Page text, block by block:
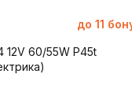
до 11
12V 60/55W P45t